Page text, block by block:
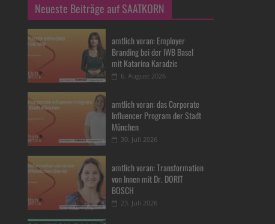
Neueste Beiträge auf SAATKORN
amtlich voran: Employer
Branding bei der IWB Basel
mit Katarina Karadzic
6. August 2026
amtlich voran: das Corporate
Influencer Program der Stadt
München
30. Juli 2026
amtlich voran: Transformation
von Innen mit Dr. DORIT
BOSCH
23. Juli 2026